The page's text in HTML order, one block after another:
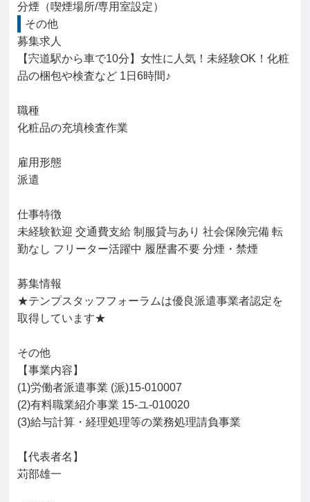
分煙（喫煙場所/専用室設定）
その他
募集求人
【宍道駅から車で10分】女性に人気！未経験OK！化粧
品の梱包や検査など 1日6時間♪
職種
化粧品の充填検査作業
雇用形態
派遣
仕事特徴
未経験歓迎 交通費支給 制服貸与あり 社会保険完備 転
勤なし フリーター活躍中 履歴書不要 分煙・禁煙
募集情報
★テンプスタッフフォーラムは優良派遣事業者認定を
取得しています★
その他
【事業内容】
(1)労働者派遣事業 (派)15-010007
(2)有料職業紹介事業 15-ユ-010020
(3)給与計算・経理処理等の業務処理請負事業
【代表者名】
苅部雄一